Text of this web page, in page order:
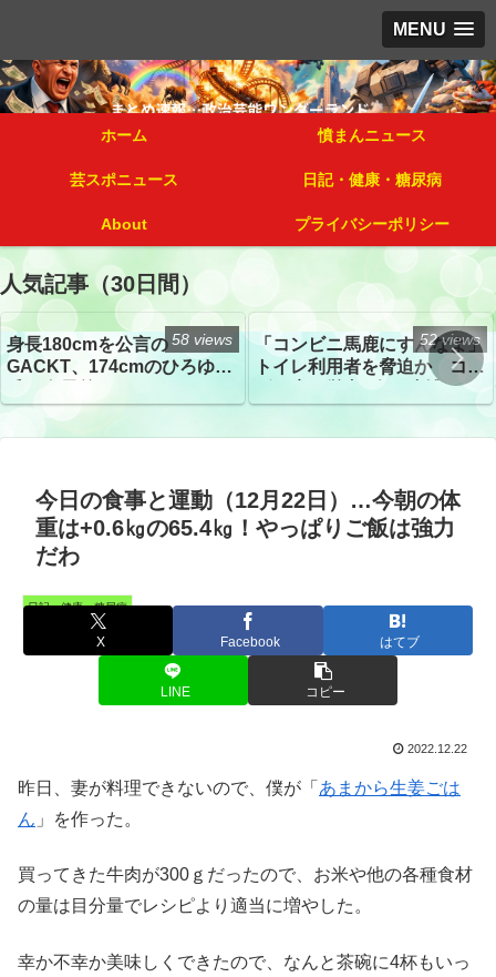
MENU
ホーム 憤まんニュース
芸スポニュース 日記・健康・糖尿病
About プライバシーポリシー
人気記事（30日間）
身長180cmを公言の
GACKT、174cmのひろゆき
トざわつき イベントでの写
真が話題
58 views
「コンビニ馬鹿にすんなよ」
トイレ利用者を脅迫か コン
52 views
今日の食事と運動（12月22日）…今朝の体
重は+0.6㎏の65.4㎏！やっぱりご飯は強力
だわ
日記・健康・糖尿病
X Facebook はてブ
LINE コピー
2022.12.22
昨日、妻が料理できないので、僕が「 あまから生姜ごは
ん 」を作った。
買ってきた牛肉が300ｇだったので、お米や他の各種食材
の量は目分量でレシピより適当に増やした。
幸か不幸か美味しくできたので、なんと茶碗に4杯もいっ